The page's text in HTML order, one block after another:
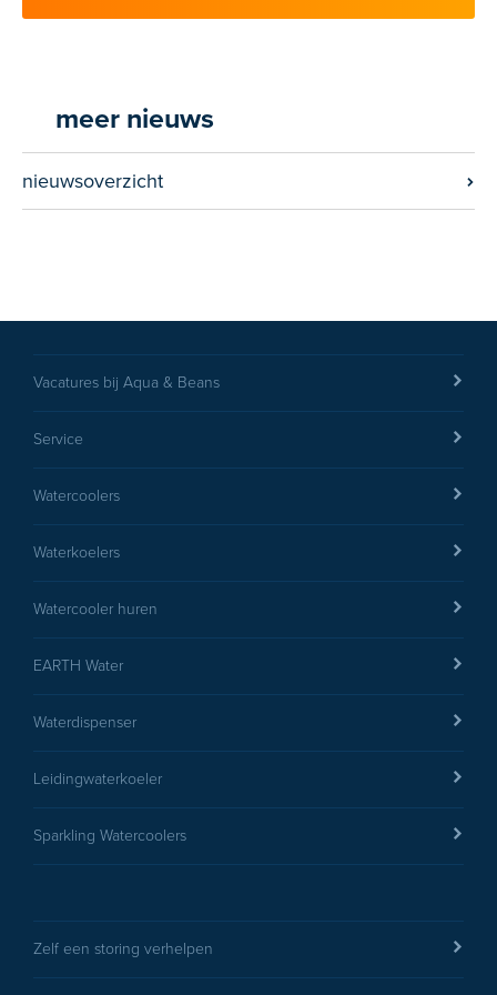
meer nieuws
nieuwsoverzicht
Vacatures bij Aqua & Beans
Service
Watercoolers
Waterkoelers
Watercooler huren
EARTH Water
Waterdispenser
Leidingwaterkoeler
Sparkling Watercoolers
Zelf een storing verhelpen